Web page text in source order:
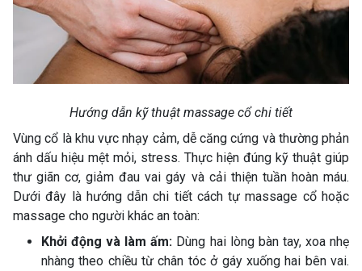
Hướng dẫn kỹ thuật massage cổ chi tiết
Vùng cổ là khu vực nhạy cảm, dễ căng cứng và thường phản
ánh dấu hiệu mệt mỏi, stress. Thực hiện đúng kỹ thuật giúp
thư giãn cơ, giảm đau vai gáy và cải thiện tuần hoàn máu.
Dưới đây là hướng dẫn chi tiết cách tự massage cổ hoặc
massage cho người khác an toàn:
Khởi động và làm ấm: Dùng hai lòng bàn tay, xoa nhẹ
nhàng theo chiều từ chân tóc ở gáy xuống hai bên vai.